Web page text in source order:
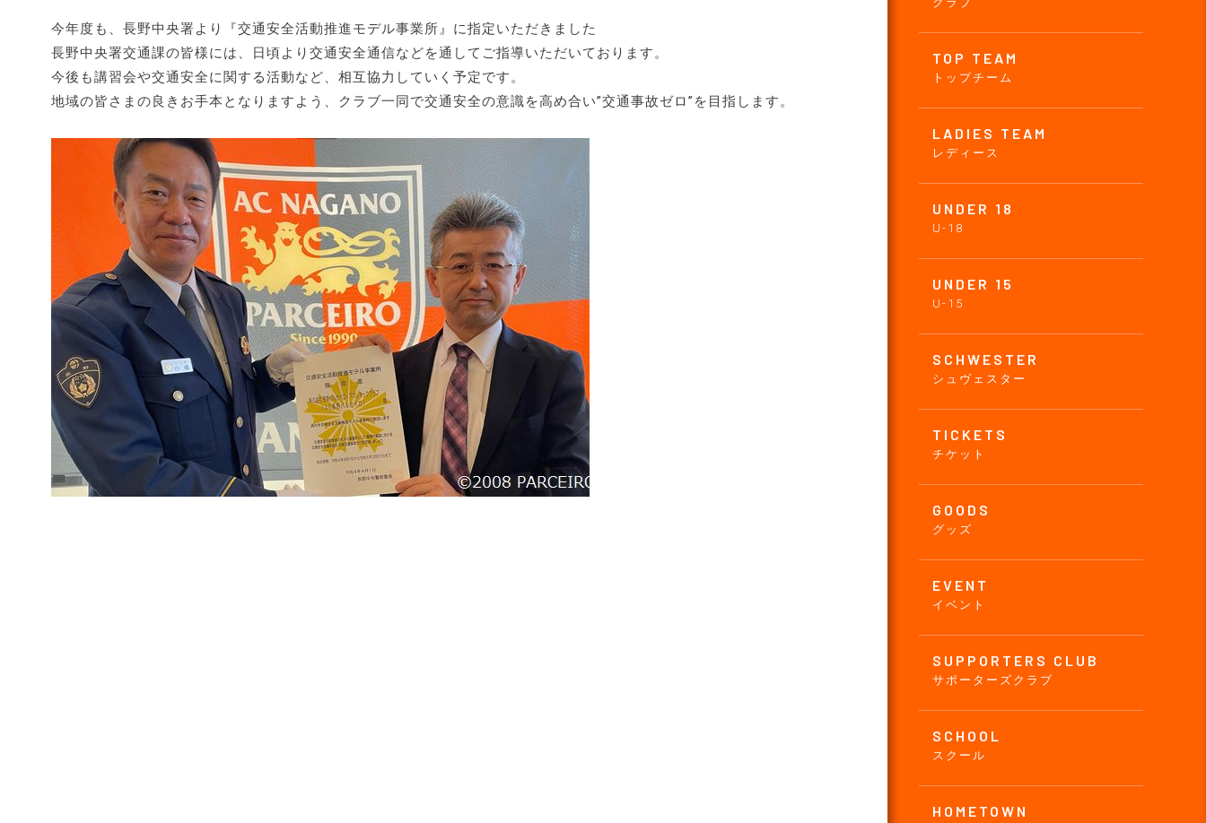
TOP TEAM
トップチーム
LADIES TEAM
レディース
UNDER 18
U-18
UNDER 15
U-15
SCHWESTER
シュヴェスター
TICKETS
チケット
GOODS
グッズ
EVENT
イベント
SUPPORTERS CLUB
サポーターズクラブ
SCHOOL
スクール
HOMETOWN
今年度も、長野中央署より『交通安全活動推進モデル事業所』に指定いただきました
長野中央署交通課の皆様には、日頃より交通安全通信などを通してご指導いただいております。
今後も講習会や交通安全に関する活動など、相互協力していく予定です。
地域の皆さまの良きお手本となりますよう、クラブ一同で交通安全の意識を高め合い”交通事故ゼロ”を目指します。